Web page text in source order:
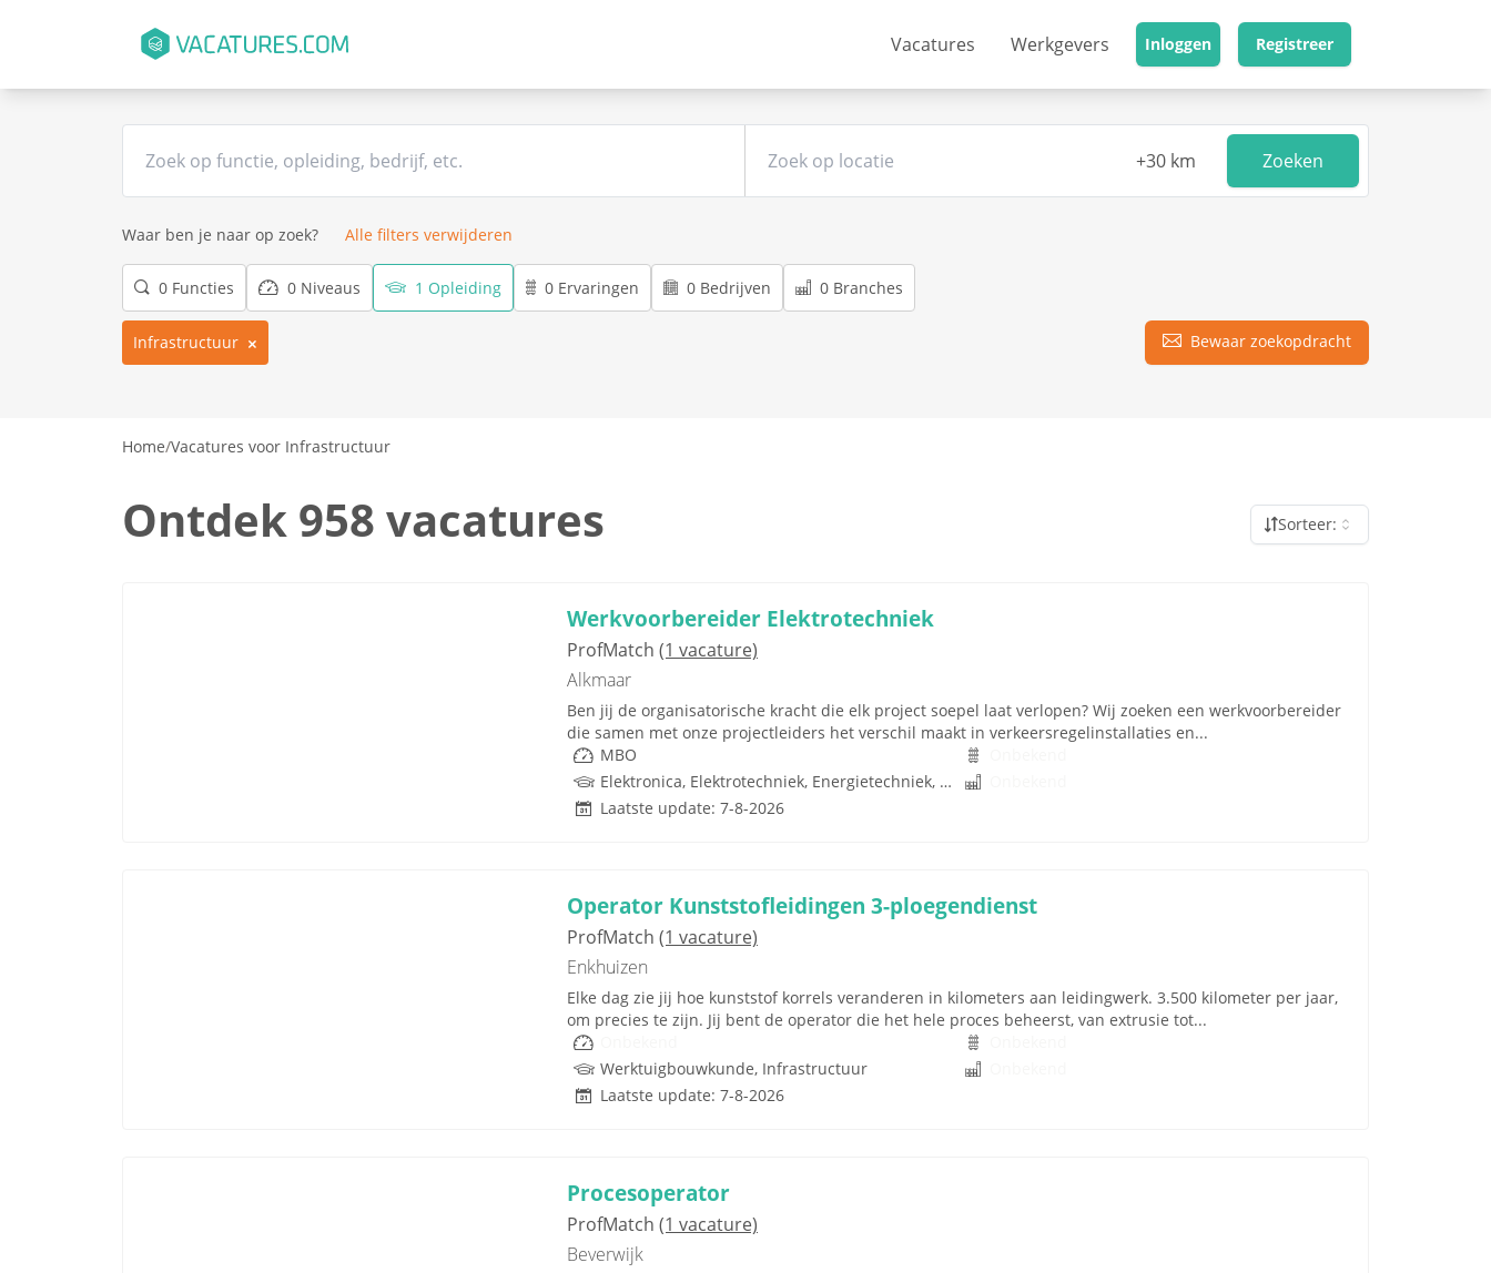
Vacatures Werkgevers Inloggen Registreer
Zoeken
Waar ben je naar op zoek? Alle filters verwijderen
0 Functies 0 Niveaus 1 Opleiding 0 Ervaringen 0 Bedrijven 0 Branches
Infrastructuur Bewaar zoekopdracht
Home/Vacatures voor Infrastructuur
Ontdek 958 vacatures Sorteer:
Werkvoorbereider Elektrotechniek
ProfMatch (1 vacature)
Alkmaar
Ben jij de organisatorische kracht die elk project soepel laat verlopen? Wij zoeken een werkvoorbereider
die samen met onze projectleiders het verschil maakt in verkeersregelinstallaties en...
MBO
Elektronica, Elektrotechniek, Energietechniek, Mechatronica, Infrastructuur, Infratechniek, Techniek
Laatste update: 7-8-2026
Operator Kunststofleidingen 3-ploegendienst
ProfMatch (1 vacature)
Enkhuizen
Elke dag zie jij hoe kunststof korrels veranderen in kilometers aan leidingwerk. 3.500 kilometer per jaar,
om precies te zijn. Jij bent de operator die het hele proces beheerst, van extrusie tot...
Werktuigbouwkunde, Infrastructuur
Laatste update: 7-8-2026
Procesoperator
ProfMatch (1 vacature)
Beverwijk